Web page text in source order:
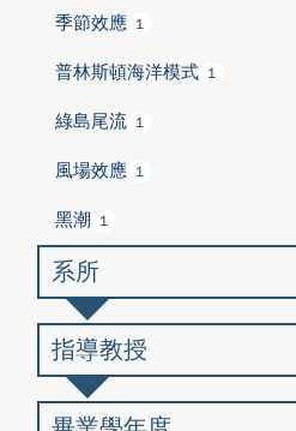
季節效應 1
普林斯頓海洋模式 1
綠島尾流 1
風場效應 1
黑潮 1
系所
指導教授